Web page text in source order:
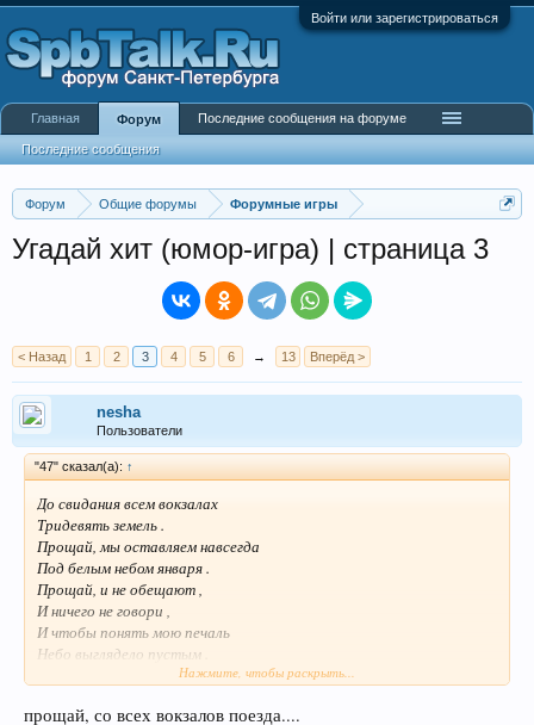
Войти или зарегистрироваться
Форум Общие форумы Форумные игры
Угадай хит (юмор-игра) | страница 3
< Назад 1 2 3 4 5 6 → 13 Вперёд >
nesha
Пользователи
"47" сказал(а): ↑
До свидания всем вокзалах
Тридевять земель .
Прощай, мы оставляем навсегда
Под белым небом января .
Прощай, и не обещают ,
И ничего не говори ,
И чтобы понять мою печаль
Небо выглядело пустым .
Вы помните , дрейфующих по небу
Но сейчас для меня ясно ,
Нажмите, чтобы раскрыть...
прощай, со всех вокзалов поезда....
Главная Форум
Последние сообщения
Последние сообщения на форуме